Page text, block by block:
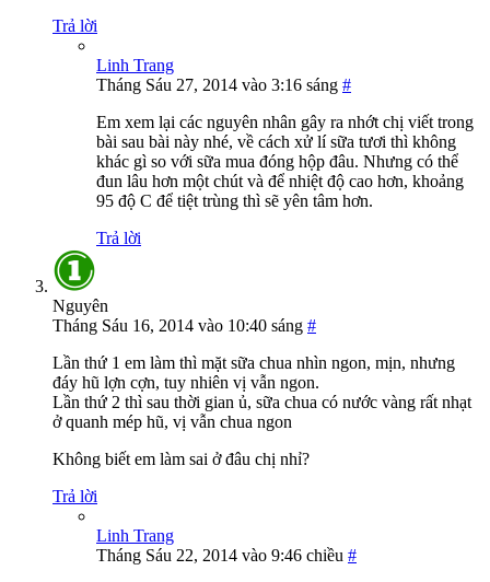
Trả lời
Linh Trang
Tháng Sáu 27, 2014 vào 3:16 sáng #
Em xem lại các nguyên nhân gây ra nhớt chị viết trong
bài sau bài này nhé, về cách xử lí sữa tươi thì không
khác gì so với sữa mua đóng hộp đâu. Nhưng có thể
đun lâu hơn một chút và để nhiệt độ cao hơn, khoảng
95 độ C để tiệt trùng thì sẽ yên tâm hơn.
Trả lời
Nguyên
Tháng Sáu 16, 2014 vào 10:40 sáng #
Lần thứ 1 em làm thì mặt sữa chua nhìn ngon, mịn, nhưng
đáy hũ lợn cợn, tuy nhiên vị vẫn ngon.
Lần thứ 2 thì sau thời gian ủ, sữa chua có nước vàng rất nhạt
ở quanh mép hũ, vị vẫn chua ngon
Không biết em làm sai ở đâu chị nhỉ?
Trả lời
Linh Trang
Tháng Sáu 22, 2014 vào 9:46 chiều #